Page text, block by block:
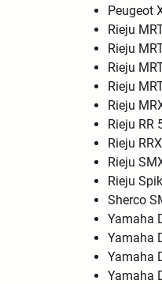
Peugeot
Rieju
Rieju
Rieju
Rieju
Rieju
Rieju RR
Rieju
Rieju
Rieju
Sherco
Yamaha
Yamaha
Yamaha
Yamaha